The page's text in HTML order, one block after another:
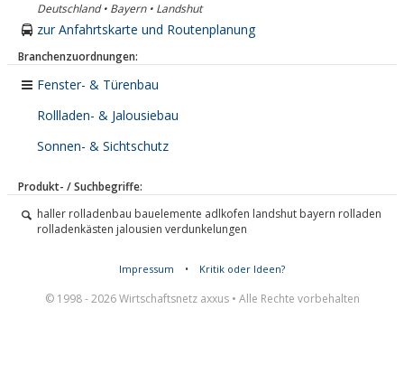
Deutschland • Bayern • Landshut
zur Anfahrtskarte und Routenplanung
Branchenzuordnungen:
Fenster- & Türenbau
Rollladen- & Jalousiebau
Sonnen- & Sichtschutz
Produkt- / Suchbegriffe:
haller rolladenbau bauelemente adlkofen landshut bayern rolladen
rolladenkästen jalousien verdunkelungen
Impressum • Kritik oder Ideen?
© 1998 - 2026 Wirtschaftsnetz axxus • Alle Rechte vorbehalten